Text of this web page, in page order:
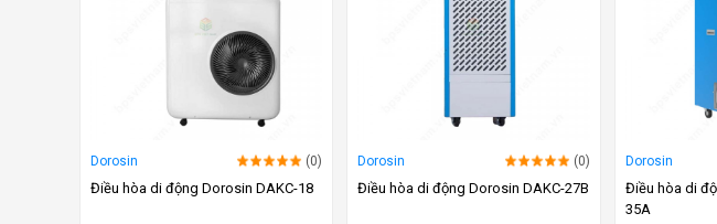
Dorosin (0)
Điều hòa di động Dorosin DAKC-18
Dorosin (0)
Điều hòa di động Dorosin DAKC-27B
Dorosin
Điều hòa di
35A